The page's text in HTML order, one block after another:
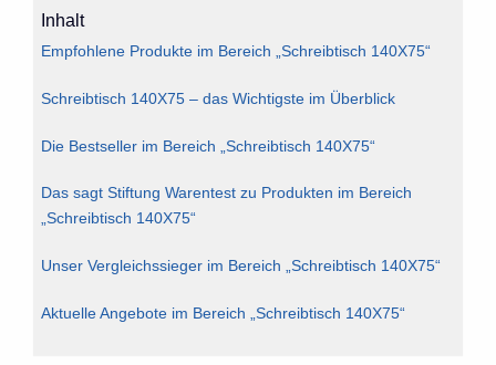
Inhalt
Empfohlene Produkte im Bereich „Schreibtisch 140X75“
Schreibtisch 140X75 – das Wichtigste im Überblick
Die Bestseller im Bereich „Schreibtisch 140X75“
Das sagt Stiftung Warentest zu Produkten im Bereich
„Schreibtisch 140X75“
Unser Vergleichssieger im Bereich „Schreibtisch 140X75“
Aktuelle Angebote im Bereich „Schreibtisch 140X75“